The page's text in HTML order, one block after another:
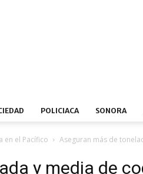
POLICIACA SONORA
en el Pacífico
Aseguran más de
y media de